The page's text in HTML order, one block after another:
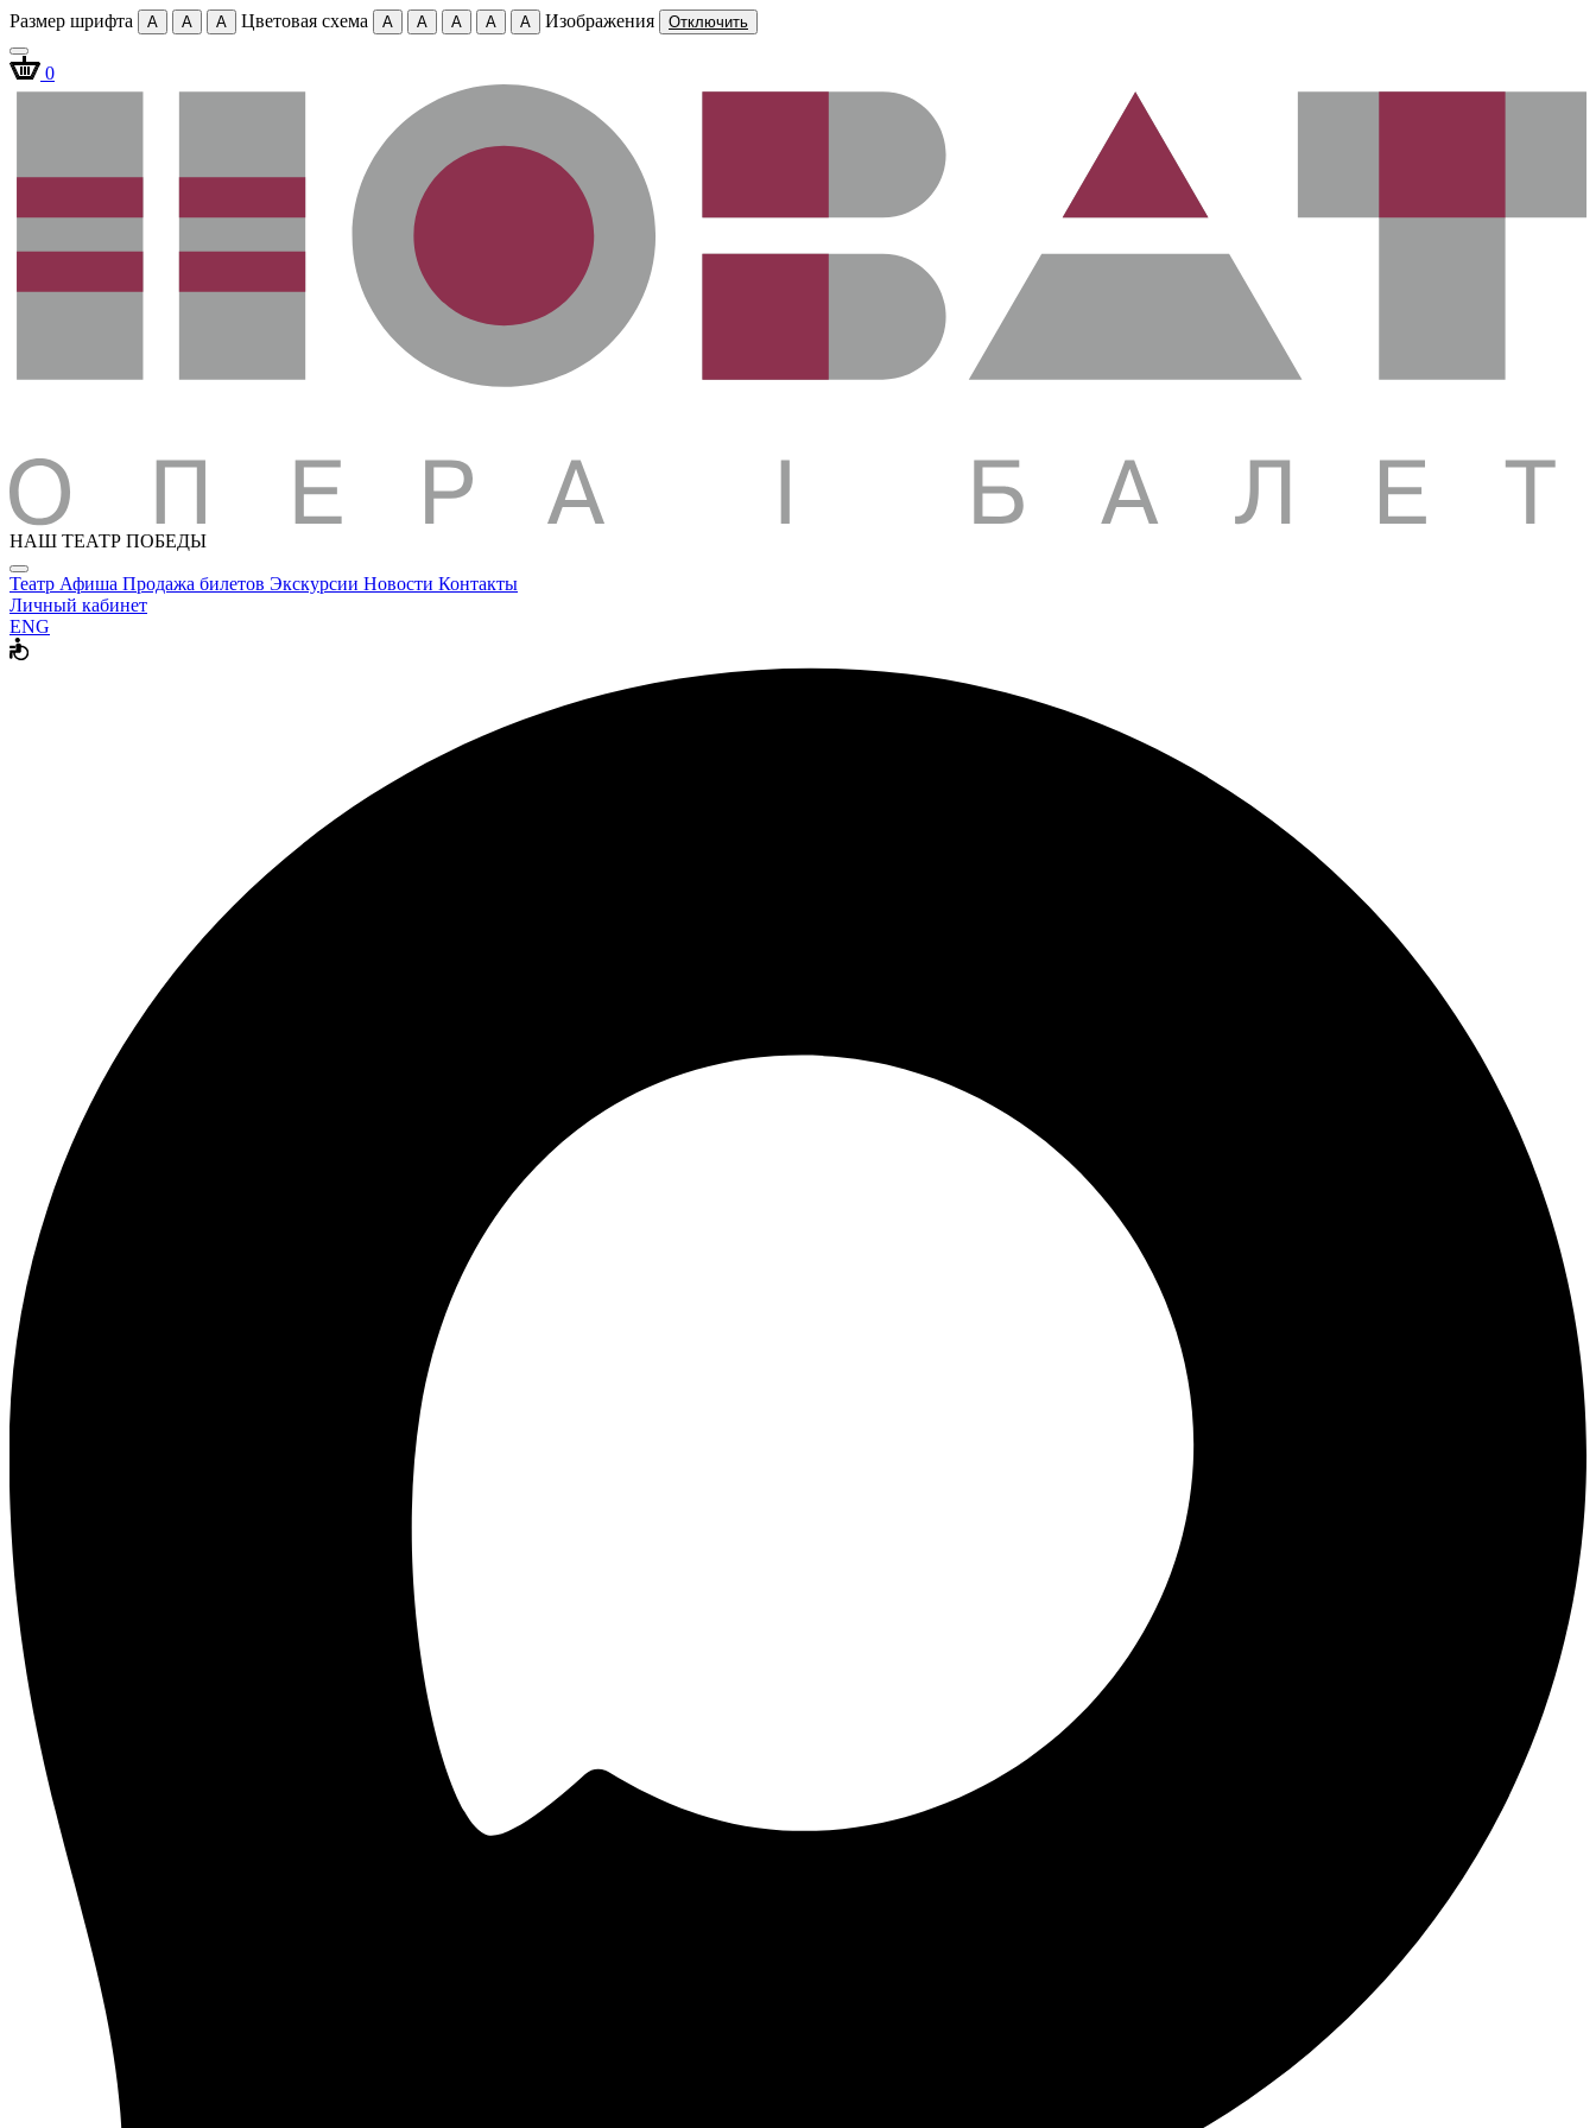
Размер шрифта A A A Цветовая схема A A A A A Изображения Отключить
0
НАШ ТЕАТР ПОБЕДЫ
Театр Афиша Продажа билетов Экскурсии Новости Контакты
Личный кабинет
ENG